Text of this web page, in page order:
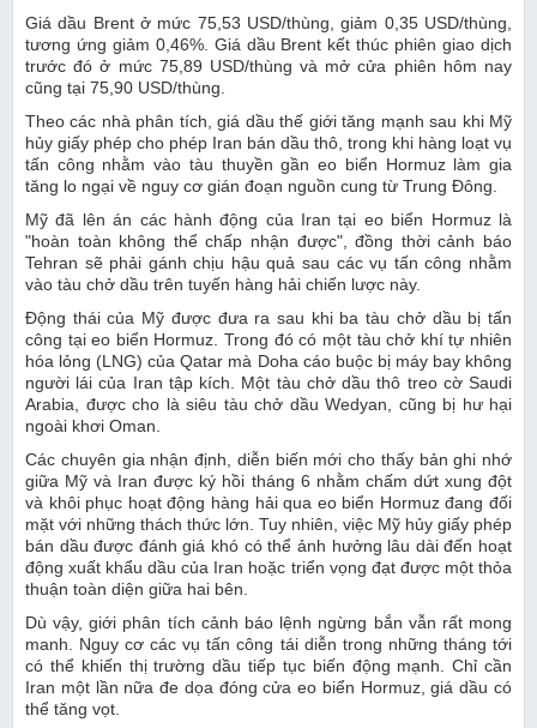
Giá dầu Brent ở mức 75,53 USD/thùng, giảm 0,35 USD/thùng,
tương ứng giảm 0,46%. Giá dầu Brent kết thúc phiên giao dịch
trước đó ở mức 75,89 USD/thùng và mở cửa phiên hôm nay
cũng tại 75,90 USD/thùng.
Theo các nhà phân tích, giá dầu thế giới tăng mạnh sau khi Mỹ
hủy giấy phép cho phép Iran bán dầu thô, trong khi hàng loạt vụ
tấn công nhằm vào tàu thuyền gần eo biển Hormuz làm gia
tăng lo ngại về nguy cơ gián đoạn nguồn cung từ Trung Đông.
Mỹ đã lên án các hành động của Iran tại eo biển Hormuz là
"hoàn toàn không thể chấp nhận được", đồng thời cảnh báo
Tehran sẽ phải gánh chịu hậu quả sau các vụ tấn công nhằm
vào tàu chở dầu trên tuyến hàng hải chiến lược này.
Động thái của Mỹ được đưa ra sau khi ba tàu chở dầu bị tấn
công tại eo biển Hormuz. Trong đó có một tàu chở khí tự nhiên
hóa lỏng (LNG) của Qatar mà Doha cáo buộc bị máy bay không
người lái của Iran tập kích. Một tàu chở dầu thô treo cờ Saudi
Arabia, được cho là siêu tàu chở dầu Wedyan, cũng bị hư hại
ngoài khơi Oman.
Các chuyên gia nhận định, diễn biến mới cho thấy bản ghi nhớ
giữa Mỹ và Iran được ký hồi tháng 6 nhằm chấm dứt xung đột
và khôi phục hoạt động hàng hải qua eo biển Hormuz đang đối
mặt với những thách thức lớn. Tuy nhiên, việc Mỹ hủy giấy phép
bán dầu được đánh giá khó có thể ảnh hưởng lâu dài đến hoạt
động xuất khẩu dầu của Iran hoặc triển vọng đạt được một thỏa
thuận toàn diện giữa hai bên.
Dù vậy, giới phân tích cảnh báo lệnh ngừng bắn vẫn rất mong
manh. Nguy cơ các vụ tấn công tái diễn trong những tháng tới
có thể khiến thị trường dầu tiếp tục biến động mạnh. Chỉ cần
Iran một lần nữa đe dọa đóng cửa eo biển Hormuz, giá dầu có
thể tăng vọt.